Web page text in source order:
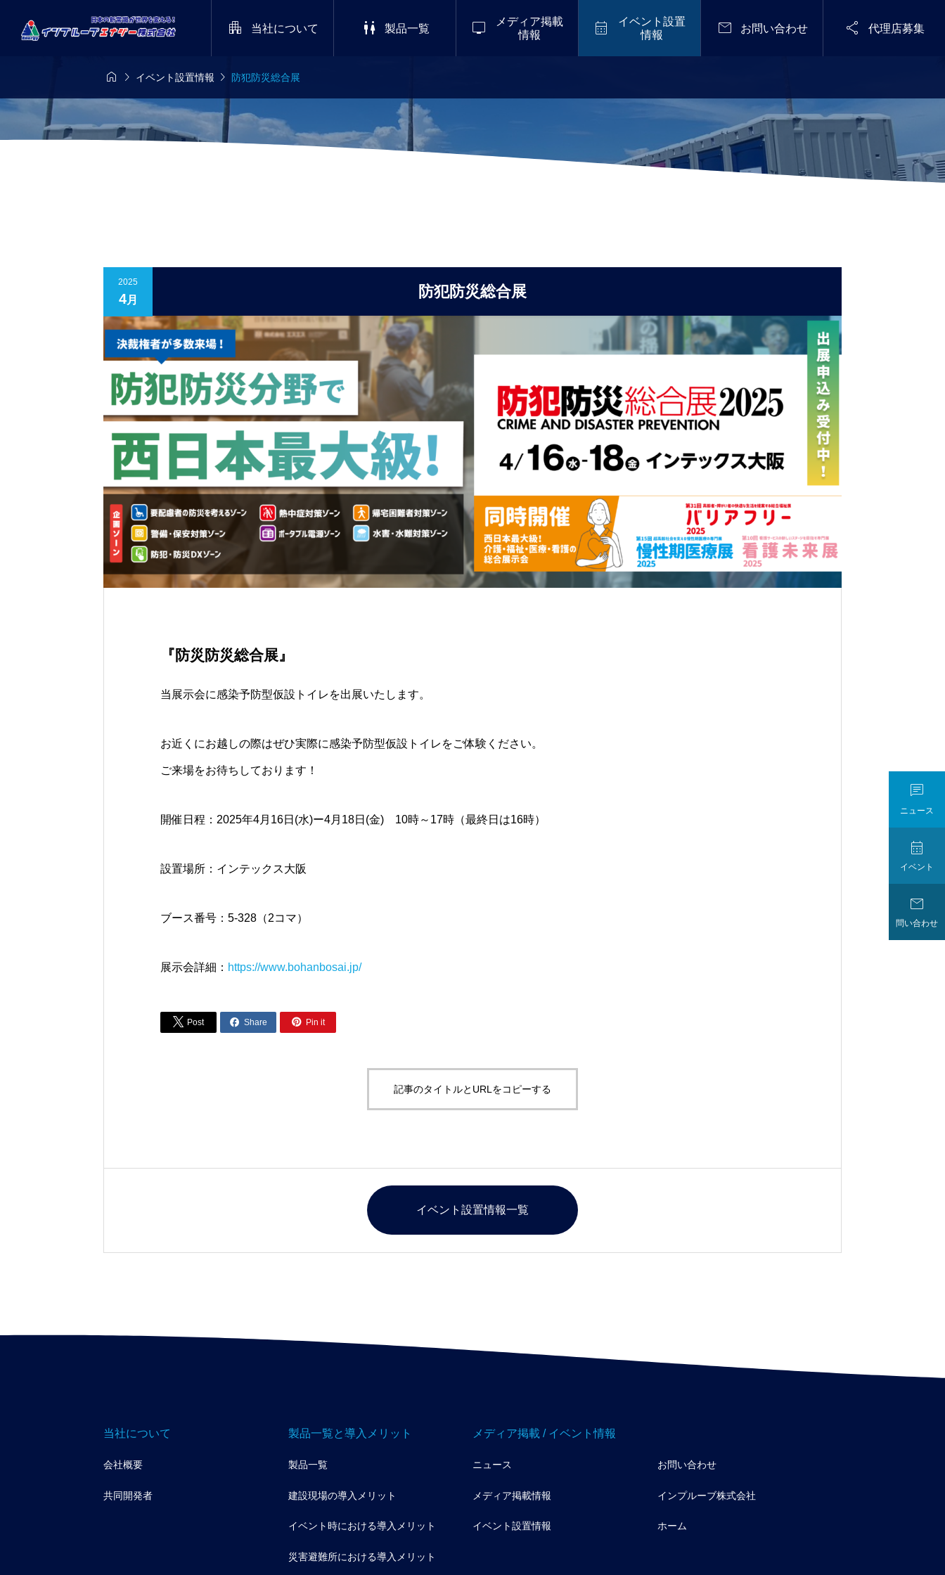
 当社について  製品一覧 
メディア掲載
情報

イベント設置
情報
 お問い合わせ  代理店募集
定期開催
STARRY NIGHT FES 2
026（天空の楽園 ナイ
STARRY NIGHT FES 2
026（天空の楽園 ナイ
トツアー スペシャルイ
ベント）
あるある川
！ 受賞作品
メディア掲載
インプルーブエナジー株式会社コーポ
レートロゴを革新 災害大国日本から、
命を守るための「えっ!?臭わない!?感
メンテナンスフリーで無臭化に成功し
た「感染予防型 仮設トイレ『Zone Zer
o』シリーズ」ジャパン・レジリエン
ス・アワード（強靭化大賞)2025優秀
2025.04.28
 
  イベント設置情報  防犯防災総合展
2025
4月 防犯防災総合展
『防災防災総合展』
当展示会に感染予防型仮設トイレを出展いたします。
お近くにお越しの際はぜひ実際に感染予防型仮設トイレをご体験ください。
ご来場をお待ちしております！
開催日程：2025年4月16日(水)ー4月18日(金) 10時～17時（最終日は16時）
設置場所：インテックス大阪
ブース番号：5-328（2コマ）
展示会詳細： https://www.bohanbosai.jp/
 Post  Share  Pin it
記事のタイトルとURLをコピーする
イベント設置情報一覧
当社について
会社概要
共同開発者
製品一覧と導入メリット
製品一覧
建設現場の導入メリット
イベント時における導入メリット
災害避難所における導入メリット
メディア掲載 / イベント情報
ニュース
メディア掲載情報
イベント設置情報
お問い合わせ
インプルーブ株式会社
ホーム

ニュース

イベント

問い合わせ